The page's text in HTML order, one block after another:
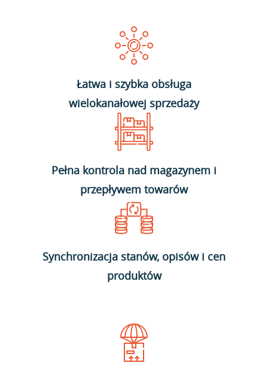
Łatwa i szybka obsługa
wielokanałowej sprzedaży
Pełna kontrola nad magazynem i
przepływem towarów
Synchronizacja stanów, opisów i cen
produktów